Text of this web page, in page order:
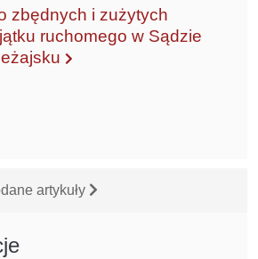
zbędnych i zużytych
ruchomego w Sądzie
artykuły